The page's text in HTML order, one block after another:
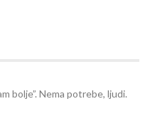
bolje”. Nema potrebe, ljudi.